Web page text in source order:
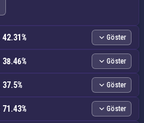
42.31% Göster
38.46% Göster
37.5% Göster
71.43% Göster